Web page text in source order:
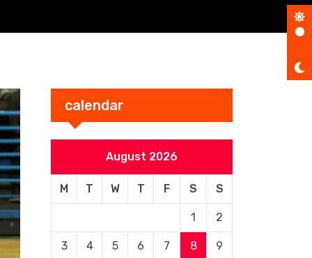
calendar
August 2026
M T W T F S S
1 2
3 4 5 6 7 8 9